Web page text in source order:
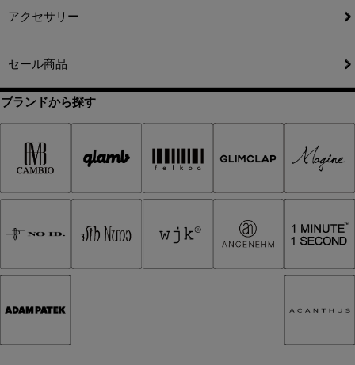
アクセサリー
セール商品
ブランドから探す